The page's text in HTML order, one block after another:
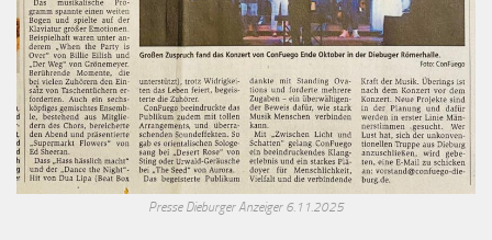
Presse Dieburger Anzeiger 6.11.2025